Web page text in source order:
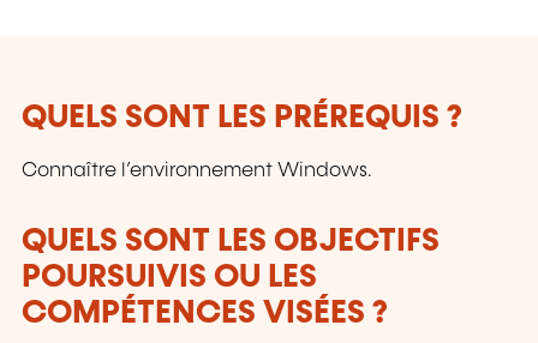
QUELS SONT LES PRÉREQUIS ?
Connaître l’environnement Windows.
QUELS SONT LES OBJECTIFS
POURSUIVIS OU LES
COMPÉTENCES VISÉES ?